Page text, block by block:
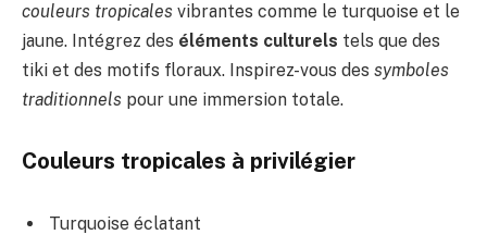
couleurs tropicales vibrantes comme le turquoise et le
jaune. Intégrez des éléments culturels tels que des
tiki et des motifs floraux. Inspirez-vous des symboles
traditionnels pour une immersion totale.
Couleurs tropicales à privilégier
Turquoise éclatant